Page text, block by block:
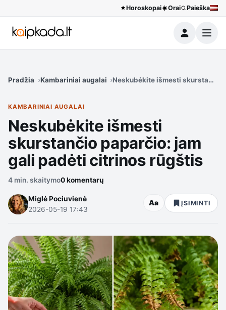
Horoskopai Orai Paieška
Meniu
Pradžia Kambariniai augalai Neskubėkite išmesti
KAMBARINIAI AUGALAI
Neskubėkite išmesti
skurstančio paparčio: jam
gali padėti citrinos rūgštis
4 min. skaitymo0 komentarų
Miglė Pociuvienė
2026-05-19 17:43
Aa ĮSIMINTI